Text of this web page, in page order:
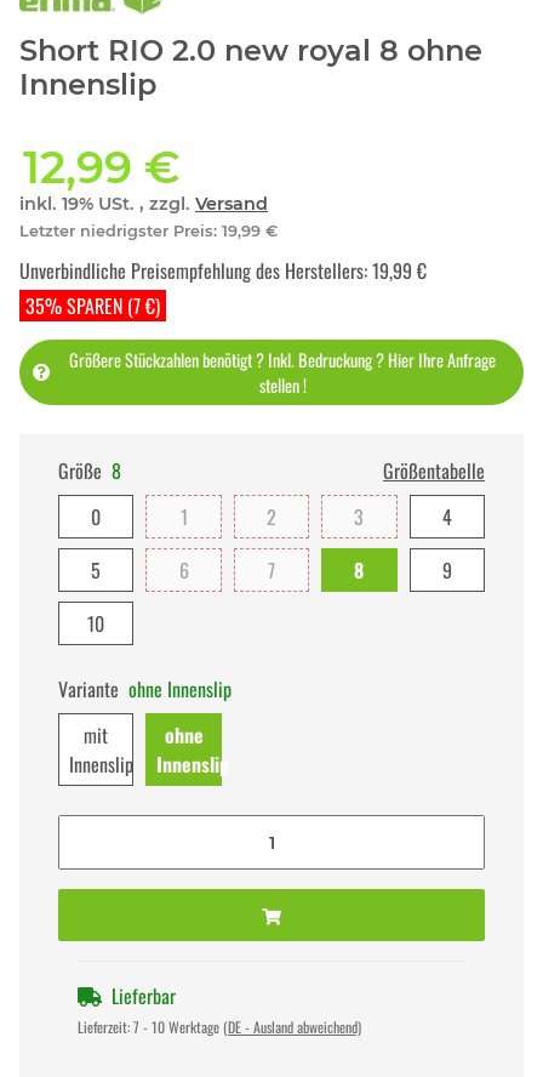
Short RIO 2.0 new royal 8 ohne
Innenslip
12,99 €
inkl. 19% USt. , zzgl. Versand
Letzter niedrigster Preis: 19,99 €
35% SPAREN (7 €)
Unverbindliche Preisempfehlung des Herstellers:19,99 €
Größere Stückzahlen benötigt ? Inkl. Bedruckung ? Hier Ihre Anfrage
stellen !
Größe 8
Größentabelle
0
1 2 3
4
5
6 7 8
9
10
Variante ohne Innenslip
mit
Innenslip
ohne
Innenslip
Lieferbar
Lieferzeit:7 - 10 Werktage (DE - Ausland abweichend)